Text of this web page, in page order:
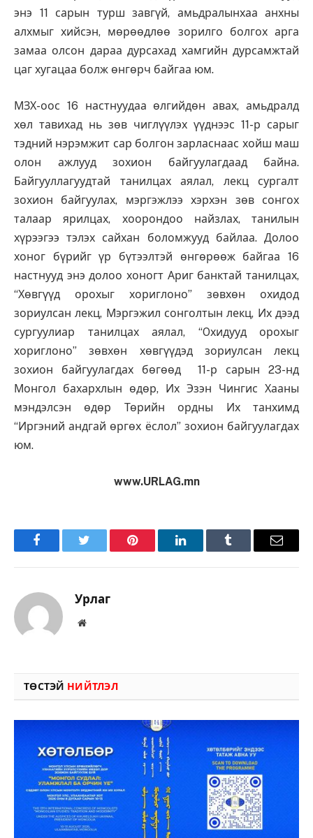
энэ 11 сарын турш завгүй, амьдралынхаа анхны
алхмыг хийсэн, мөрөөдлөө зорилго болгох арга
замаа олсон дараа дурсахад хамгийн дурсамжтай
цаг хугацаа болж өнгөрч байгаа юм.
МЗХ-оос 16 настнуудаа өлгийдөн авах, амьдралд
хөл тавихад нь зөв чиглүүлэх үүднээс 11-р сарыг
тэдний нэрэмжит сар болгон зарласнаас хойш маш
олон ажлууд зохион байгуулагдаад байна.
Байгууллагуудтай танилцах аялал, лекц сургалт
зохион байгуулах, мэргэжлээ хэрхэн зөв сонгох
талаар ярилцах, хоорондоо найзлах, танилын
хүрээгээ тэлэх сайхан боломжууд байлаа. Долоо
хоног бүрийг үр бүтээлтэй өнгөрөөж байгаа 16
настнууд энэ долоо хоногт Ариг банктай танилцах,
“Хөвгүүд орохыг хориглоно” зөвхөн охидод
зориулсан лекц, Мэргэжил сонголтын лекц, Их дээд
сургуулиар танилцах аялал, “Oхидууд орохыг
хориглоно” зөвхөн хөвгүүдэд зориулсан лекц
зохион байгуулагдах бөгөөд 11-р сарын 23-нд
Монгол бахархлын өдөр, Их Эзэн Чингис Хааны
мэндэлсэн өдөр Төрийн ордны Их танхимд
“Иргэний андгай өргөх ёслол” зохион байгуулагдах
юм.
www.URLAG.mn
FacebookTwitter Pinterest LinkedInTumblr Имэйл
Урлаг
Вэбсайт
ТӨСТЭЙ НИЙТЛЭЛ